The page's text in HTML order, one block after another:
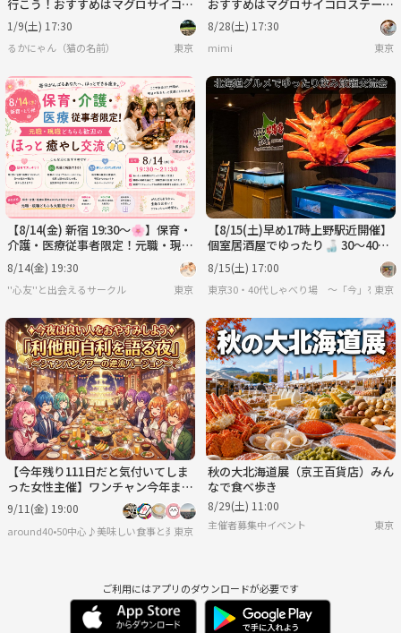
行こう！おすすめはマグロサイコロ
ステーキ🌷🌷
1/9(土) 17:30
るかにゃん（猫の名前） 東京
おすすめはマグロサイコロステーキ
🌷🌷
8/28(土) 17:30
mimi 東京
【8/14(金) 新宿 19:30～🌸】保育・
介護・医療従事者限定！元職・現職
どちらも歓迎のほっと癒やし交流
🍻
8/14(金) 19:30
''心友''と出会えるサークル 東京
【8/15(土)早め17時上野駅近開催】
個室居酒屋でゆったり🍶 30～40代
限定！北海道グルメ満喫交流会✨
8/15(土) 17:00
東京30・40代しゃべり場 ～「今」を共
東京
【今年残り111日だと気付いてしま
った女性主催】ワンチャン今年まだ
変われる「利他即自利」初参加大歓
迎＆共感広がる対話会☆
9/11(金) 19:00
around40•50中心♪美味しい食事と楽しい会話♪＋40代50代で思うこと
東京
秋の大北海道展（京王百貨店）みん
なで食べ歩き
8/29(土) 11:00
主催者募集中イベント 東京
ご利用にはアプリのダウンロードが必要です